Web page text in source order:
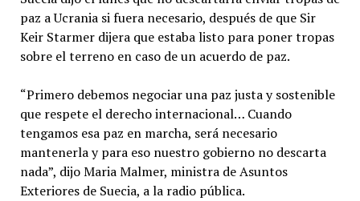
paz a Ucrania si fuera necesario, después de que Sir
Keir Starmer dijera que estaba listo para poner tropas
sobre el terreno en caso de un acuerdo de paz.
“Primero debemos negociar una paz justa y sostenible
que respete el derecho internacional… Cuando
tengamos esa paz en marcha, será necesario
mantenerla y para eso nuestro gobierno no descarta
nada”, dijo Maria Malmer, ministra de Asuntos
Exteriores de Suecia, a la radio pública.